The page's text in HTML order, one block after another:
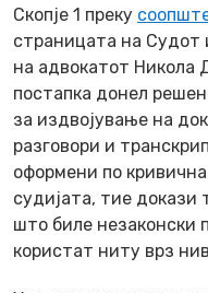
Скопје 1 преку
страницата на
на адвокатот Никола
постапка донел
за издвојување на
разговори и
оформени по
судијата, тие докази
што биле незаконски
користат ниту врз